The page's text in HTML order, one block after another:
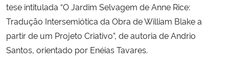
tese intitulada “O Jardim Selvagem de Anne Rice:
Tradução Intersemiótica da Obra de William Blake a
partir de um Projeto Criativo”, de autoria de Andrio
Santos, orientado por Enéias Tavares.